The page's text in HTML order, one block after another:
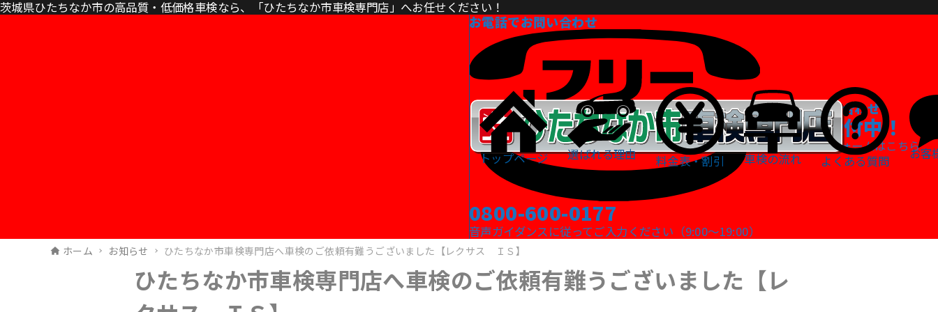
茨城県ひたちなか市の高品質・低価格車検なら、「ひたちなか市車検専門店」へお任せください！
お電話でお問い合わせ
0800-600-0177
音声ガイダンスに従ってご入力ください（9:00～19:00）
WEBでお問い合わせ
24時間受付中！
お問い合わせフォームはこちら
トップページ 選ばれる理由 料金表・割引 車検の流れ よくある質問 お客
ホーム お知らせ ひたちなか市車検専門店へ車検のご依頼有難うございました【レクサス ＩＳ】
ひたちなか市車検専門店へ車検のご依頼有難うございました【レ